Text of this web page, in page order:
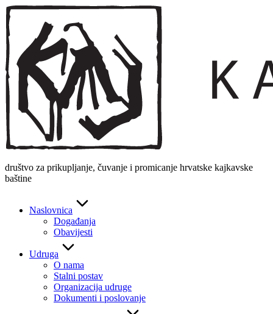
Skip
to
content
društvo za prikupljanje, čuvanje i promicanje hrvatske kajkavske
baštine
Naslovnica
Događanja
Obavijesti
Udruga
O nama
Stalni postav
Organizacija udruge
Dokumenti i poslovanje